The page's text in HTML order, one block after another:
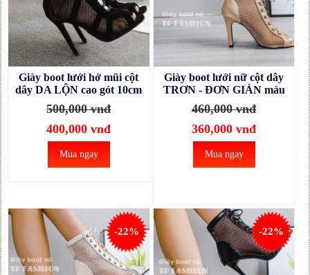
Giày boot lưới hở mũi cột
dây DA LỘN cao gót 10cm
mang nhảy, khiêu vũ, dự
tiệc GBN51B
500,000 vnđ
400,000 vnđ
Mua ngay
Giày boot lưới nữ cột dây
TRƠN - ĐƠN GIẢN màu
nude phong cách sexy, hiện
đại GBN63C
460,000 vnđ
360,000 vnđ
Mua ngay
-22% -22%